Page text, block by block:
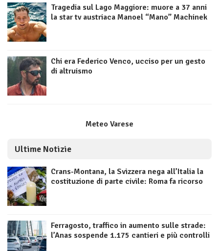
Tragedia sul Lago Maggiore: muore a 37 anni
la star tv austriaca Manoel “Mano” Machinek
Chi era Federico Venco, ucciso per un gesto
di altruismo
Meteo Varese
Ultime Notizie
Crans-Montana, la Svizzera nega all’Italia la
costituzione di parte civile: Roma fa ricorso
Ferragosto, traffico in aumento sulle strade:
l’Anas sospende 1.175 cantieri e più controlli